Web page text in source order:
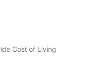
Cost of Living